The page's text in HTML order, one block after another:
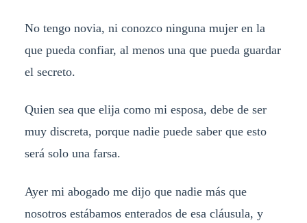
No tengo novia, ni conozco ninguna mujer en la
que pueda confiar, al menos una que pueda guardar
el secreto.
Quien sea que elija como mi esposa, debe de ser
muy discreta, porque nadie puede saber que esto
será solo una farsa.
Ayer mi abogado me dijo que nadie más que
nosotros estábamos enterados de esa cláusula, y